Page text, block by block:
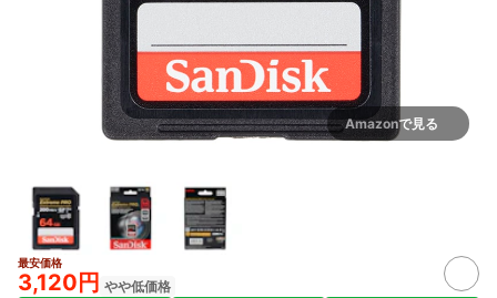
Amazonで見る
最安価格
3,120円 やや低価格